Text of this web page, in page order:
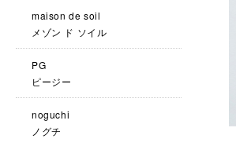
maison de soil
メゾン ド ソイル
PG
ピージー
noguchi
ノグチ